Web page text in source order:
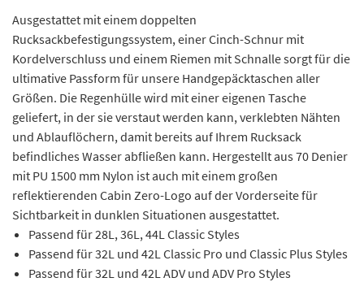
Ausgestattet mit einem doppelten
Rucksackbefestigungssystem, einer Cinch-Schnur mit
Kordelverschluss und einem Riemen mit Schnalle sorgt für die
ultimative Passform für unsere Handgepäcktaschen aller
Größen. Die Regenhülle wird mit einer eigenen Tasche
geliefert, in der sie verstaut werden kann, verklebten Nähten
und Ablauflöchern, damit bereits auf Ihrem Rucksack
befindliches Wasser abfließen kann. Hergestellt aus 70 Denier
mit PU 1500 mm Nylon ist auch mit einem großen
reflektierenden Cabin Zero-Logo auf der Vorderseite für
Sichtbarkeit in dunklen Situationen ausgestattet.
Passend für 28L, 36L, 44L Classic Styles
Passend für 32L und 42L Classic Pro und Classic Plus Styles
Passend für 32L und 42L ADV und ADV Pro Styles